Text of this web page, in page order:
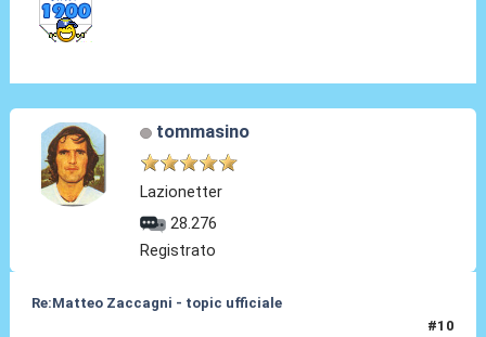
tommasino
Lazionetter
28.276
Registrato
Re:Matteo Zaccagni - topic ufficiale
#10